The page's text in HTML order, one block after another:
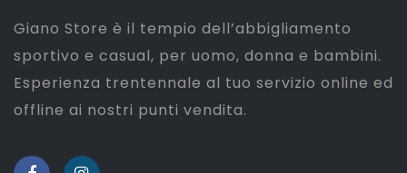
Giano Store è il tempio dell’abbigliamento
sportivo e casual, per uomo, donna e bambini.
Esperienza trentennale al tuo servizio online ed
offline ai nostri punti vendita.